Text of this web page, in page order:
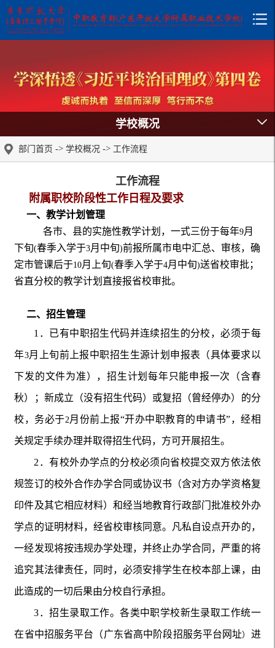
学校概况
部门首页 -> 学校概况 -> 工作流程
工作流程
附属职校阶段性工作日程及要求
一、教学计划管理
各市、县的实施性教学计划，一式三份于每年9月
下旬(春季入学于3月中旬)前报所属市电中汇总、审核，确
定市管课后于10月上旬(春季入学于4月中旬)送省校审批；
省直分校的教学计划直接报省校审批。
二、招生管理
1 ．已有中职招生代码并连续招生的分校，必须于每
年3月上旬前上报中职招生生源计划申报表（具体要求以
下发的文件为准），招生计划每年只能申报一次（含春
秋）；新成立（没有招生代码）或复招（曾经停办）的分
校，务必于2 月份前上报“开办中职教育的申请书”，经相
关规定手续办理并取得招生代码，方可开展招生。
2 ．有校外办学点的分校必须向省校提交双方依法依
规签订的校外合作办学合同或协议书（含对方办学资格复
印件及其它相应材料）和经当地教育行政部门批准校外办
学点的证明材料，经省校审核同意。凡私自设点开办的，
一经发现将按违规办学处理，并终止办学合同，严重的将
追究其法律责任，同时，必须安排学生在校本部上课，由
此造成的一切后果由分校自行承担。
3．招生录取工作。各类中职学校新生录取工作统一
在省中招服务平台（广东省高中阶段招服务平台网址） 进